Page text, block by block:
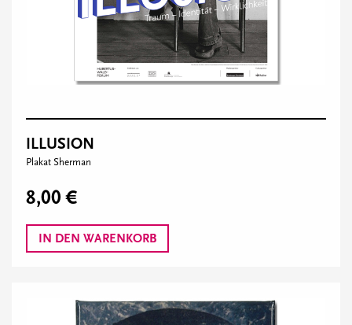
ILLUSION
Plakat Sherman
8,00 €
IN DEN WARENKORB